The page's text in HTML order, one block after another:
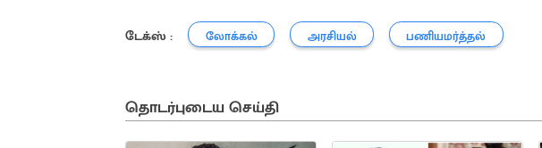
டேக்ஸ் : லோக்கல் அரசியல் பணியமர்த்தல்
தொடர்புடைய செய்தி